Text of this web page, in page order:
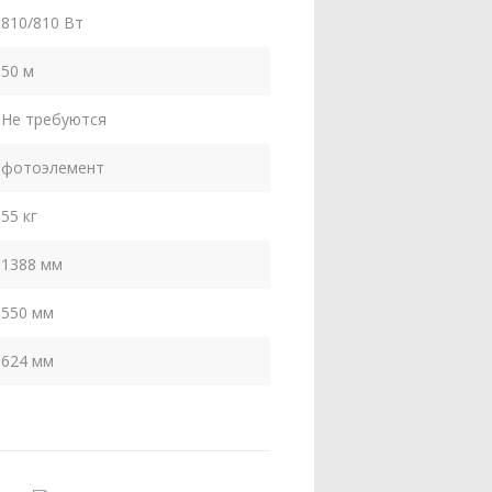
810/810 Вт
50 м
Не требуются
фотоэлемент
55 кг
1388 мм
550 мм
624 мм